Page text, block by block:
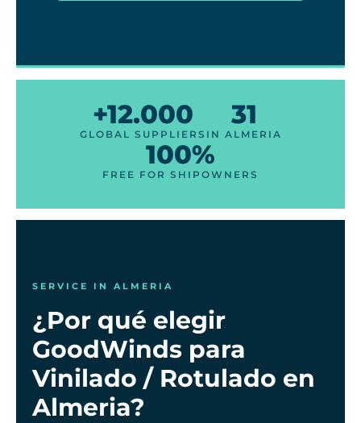
+12.000
GLOBAL SUPPLIERS
31
IN ALMERIA
100%
FREE FOR SHIPOWNERS
SERVICE IN ALMERIA
¿Por qué elegir
GoodWinds para
Vinilado / Rotulado en
Almeria?